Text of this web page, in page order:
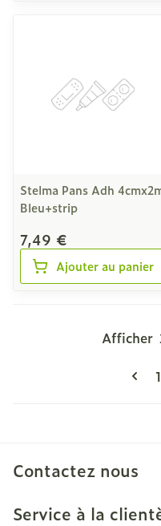
Stelma Pans Adh
Bleu+strip
7,49 €
Ajouter au panier
1
Afficher
Contactez nous
Service à la